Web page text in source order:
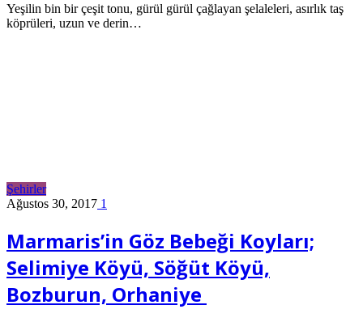
Yeşilin bin bir çeşit tonu, gürül gürül çağlayan şelaleleri, asırlık taş
köprüleri, uzun ve derin…
Şehirler
Ağustos 30, 2017 1
Marmaris’in Göz Bebeği Koyları;
Selimiye Köyü, Söğüt Köyü,
Bozburun, Orhaniye